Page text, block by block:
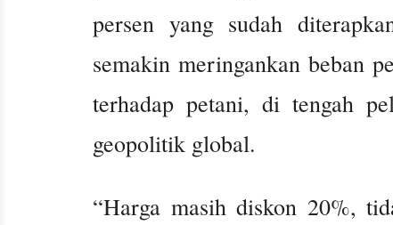
persen yang sudah
semakin meringankan beban
terhadap petani, di tengah
geopolitik global.
“Harga masih diskon 20%,